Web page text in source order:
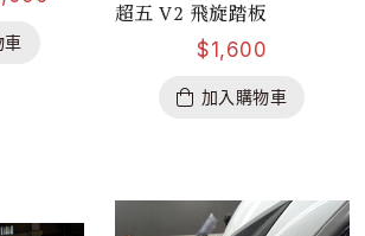
車
超五 V2 飛旋踏板
$1,600
加入購物車